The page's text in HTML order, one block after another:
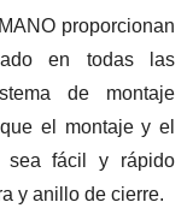
proporcionan
en todas las
de montaje
el montaje y el
sea fácil y rápido
y anillo de cierre.